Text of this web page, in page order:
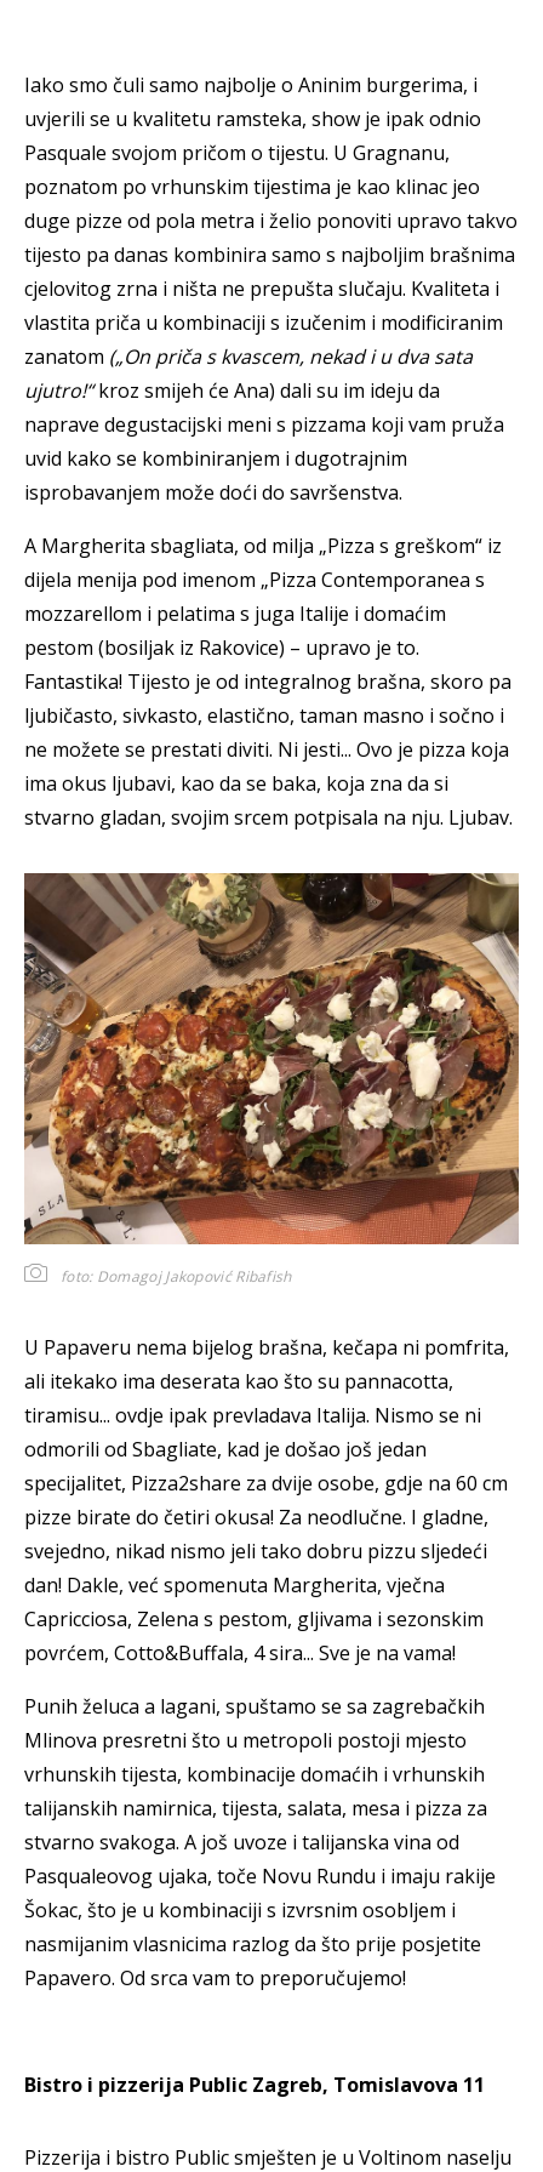
Iako smo čuli samo najbolje o Aninim burgerima, i
uvjerili se u kvalitetu ramsteka, show je ipak odnio
Pasquale svojom pričom o tijestu. U Gragnanu,
poznatom po vrhunskim tijestima je kao klinac jeo
duge pizze od pola metra i želio ponoviti upravo takvo
tijesto pa danas kombinira samo s najboljim brašnima
cjelovitog zrna i ništa ne prepušta slučaju. Kvaliteta i
vlastita priča u kombinaciji s izučenim i modificiranim
zanatom („On priča s kvascem, nekad i u dva sata
ujutro!“kroz smijeh će Ana) dali su im ideju da
naprave degustacijski meni s pizzama koji vam pruža
uvid kako se kombiniranjem i dugotrajnim
isprobavanjem može doći do savršenstva.
A Margherita sbagliata, od milja „Pizza s greškom“ iz
dijela menija pod imenom „Pizza Contemporanea s
mozzarellom i pelatima s juga Italije i domaćim
pestom (bosiljak iz Rakovice) – upravo je to.
Fantastika! Tijesto je od integralnog brašna, skoro pa
ljubičasto, sivkasto, elastično, taman masno i sočno i
ne možete se prestati diviti. Ni jesti... Ovo je pizza koja
ima okus ljubavi, kao da se baka, koja zna da si
stvarno gladan, svojim srcem potpisala na nju. Ljubav.
foto: Domagoj Jakopović Ribafish
U Papaveru nema bijelog brašna, kečapa ni pomfrita,
ali itekako ima deserata kao što su pannacotta,
tiramisu... ovdje ipak prevladava Italija. Nismo se ni
odmorili od Sbagliate, kad je došao još jedan
specijalitet, Pizza2share za dvije osobe, gdje na 60 cm
pizze birate do četiri okusa! Za neodlučne. I gladne,
svejedno, nikad nismo jeli tako dobru pizzu sljedeći
dan! Dakle, već spomenuta Margherita, vječna
Capricciosa, Zelena s pestom, gljivama i sezonskim
povrćem, Cotto&Buffala, 4 sira... Sve je na vama!
Punih želuca a lagani, spuštamo se sa zagrebačkih
Mlinova presretni što u metropoli postoji mjesto
vrhunskih tijesta, kombinacije domaćih i vrhunskih
talijanskih namirnica, tijesta, salata, mesa i pizza za
stvarno svakoga. A još uvoze i talijanska vina od
Pasqualeovog ujaka, toče Novu Rundu i imaju rakije
Šokac, što je u kombinaciji s izvrsnim osobljem i
nasmijanim vlasnicima razlog da što prije posjetite
Papavero. Od srca vam to preporučujemo!
Bistro i pizzerija Public Zagreb, Tomislavova 11
Pizzerija i bistro Public smješten je u Voltinom naselju